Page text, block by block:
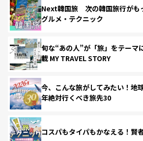
Next韓国旅 次の韓国旅行がも
グルメ・テクニック
旬な“あの人”が「旅」をテーマ
載 MY TRAVEL STORY
今、こんな旅がしてみたい！地
年絶対行くべき旅先30
コスパもタイパもかなえる！賢